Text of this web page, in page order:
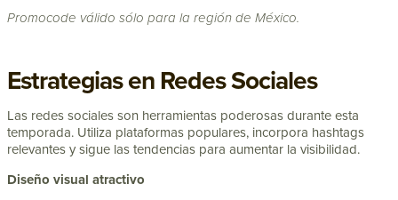
Promocode válido sólo para la región de México.
Estrategias en Redes Sociales
Las redes sociales son herramientas poderosas durante esta
temporada. Utiliza plataformas populares, incorpora hashtags
relevantes y sigue las tendencias para aumentar la visibilidad.
Diseño visual atractivo